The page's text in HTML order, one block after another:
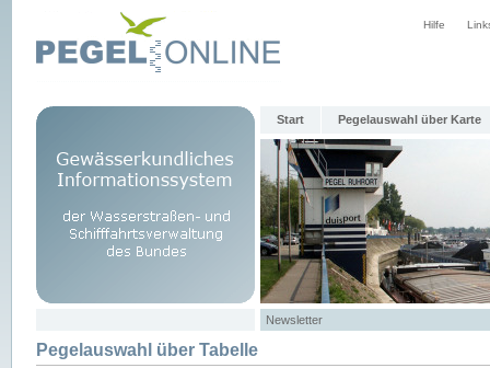
Hilfe
Start Pegelauswahl über Karte
Newsletter
Pegelauswahl über Tabelle